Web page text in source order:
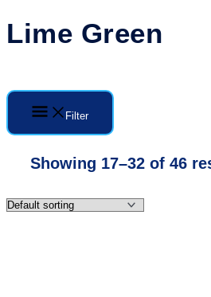
Lime Green
Filter
Showing 17–32 of 46